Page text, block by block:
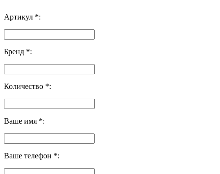
Артикул *:
Бренд *:
Количество *:
Ваше имя *:
Ваше телефон *: